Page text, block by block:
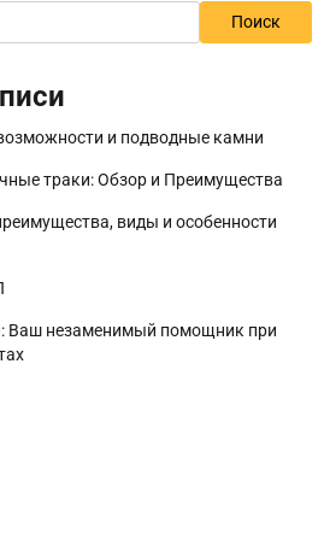
Поиск
и подводные камни
траки: Обзор и Преимущества
виды и особенности
Ваш незаменимый помощник при